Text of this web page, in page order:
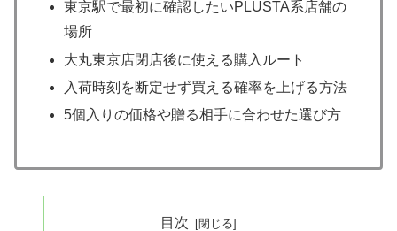
東京駅で最初に確認したいPLUSTA系店舗の
場所
大丸東京店閉店後に使える購入ルート
入荷時刻を断定せず買える確率を上げる方法
5個入りの価格や贈る相手に合わせた選び方
目次